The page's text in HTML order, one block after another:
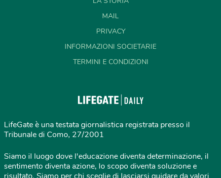
MAIL
PRIVACY
INFORMAZIONI SOCIETARIE
TERMINI E CONDIZIONI
LifeGate è una testata giornalistica registrata presso il
Tribunale di Como, 27/2001
Siamo il luogo dove l'educazione diventa determinazione, il
sentimento diventa azione, lo scopo diventa soluzione e